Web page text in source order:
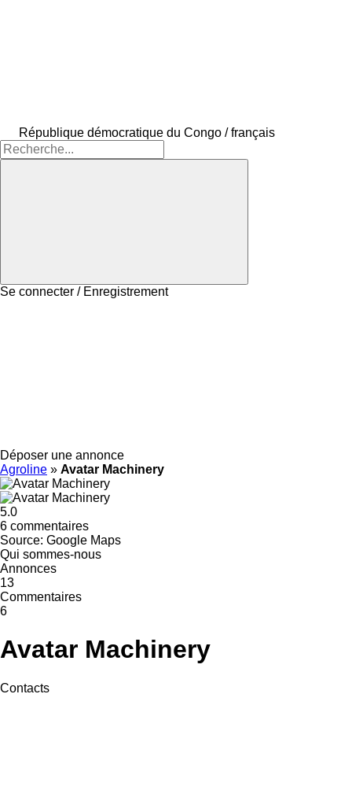
République démocratique du Congo / français
Se connecter / Enregistrement
Déposer une annonce
Agroline » Avatar Machinery
5.0
6 commentaires
Source: Google Maps
Qui sommes-nous
Annonces
13
Commentaires
6
Avatar Machinery
Contacts